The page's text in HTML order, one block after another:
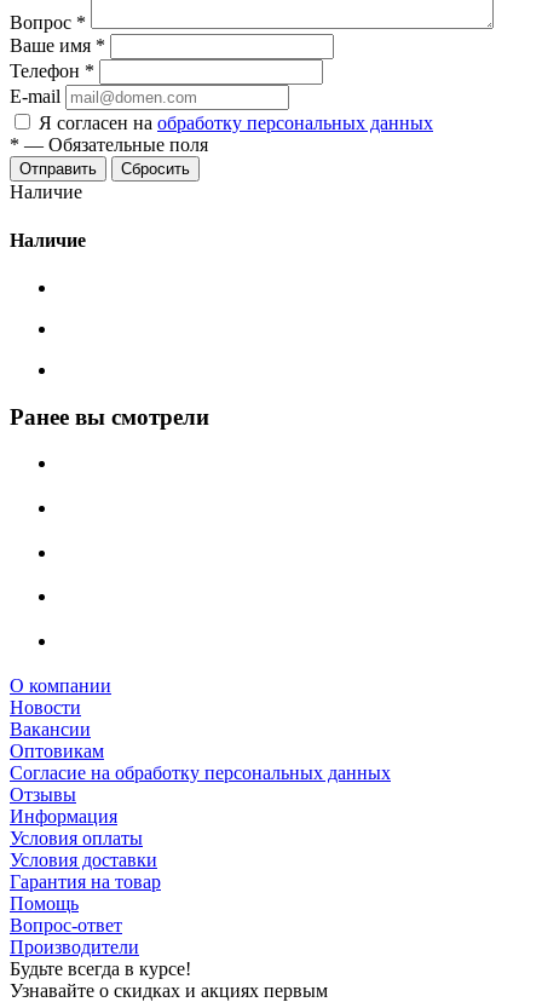
Вопрос *
Ваше имя *
Телефон *
E-mail
Я согласен на обработку персональных данных
* — Обязательные поля
Сбросить
Наличие
Наличие
Ранее вы смотрели
О компании
Новости
Вакансии
Оптовикам
Cогласие на обработку персональных данных
Отзывы
Информация
Условия оплаты
Условия доставки
Гарантия на товар
Помощь
Вопрос-ответ
Производители
Будьте всегда в курсе!
Узнавайте о скидках и акциях первым